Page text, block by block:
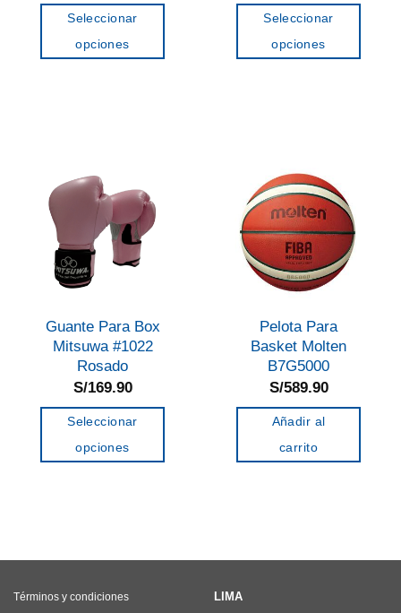
Seleccionar
opciones
Las
opciones
se
pueden
la
página
de
producto
Seleccionar
opciones
Las
opciones
se
pueden
elegir
la
página
de
producto
Guante Para Box
Mitsuwa #1022
Rosado
S/169.90
Seleccionar
opciones
Las
Pelota Para
Basket Molten
B7G5000
S/589.90
Añadir al
carrito
Términos y condiciones
LIMA